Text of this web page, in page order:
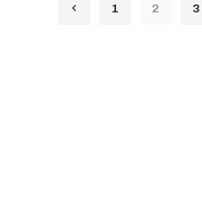
1 2 3